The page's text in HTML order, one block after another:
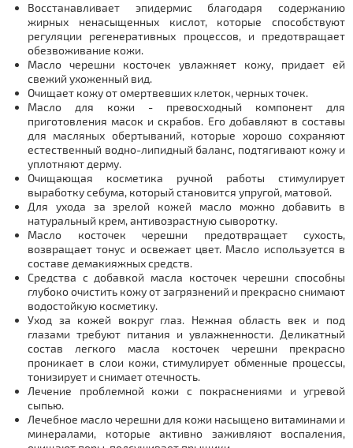
Восстанавливает эпидермис благодаря содержанию
жирных ненасыщенных кислот, которые способствуют
регуляции регенеративных процессов, и предотвращает
обезвоживание кожи.
Масло черешни косточек увлажняет кожу, придает ей
свежий ухоженный вид.
Очищает кожу от омертвевших клеток, черных точек.
Масло для кожи - превосходный компонент для
приготовления масок и скрабов. Его добавляют в составы
для масляных обертываний, которые хорошо сохраняют
естественный водно-липидный баланс, подтягивают кожу и
уплотняют дерму.
Очищающая косметика ручной работы стимулирует
выработку себума, который становится упругой, матовой.
Для ухода за зрелой кожей масло можно добавить в
натуральный крем, антивозрастную сыворотку.
Масло косточек черешни предотвращает сухость,
возвращает тонус и освежает цвет. Масло используется в
составе демакияжных средств.
Средства с добавкой масла косточек черешни способны
глубоко очистить кожу от загрязнений и прекрасно снимают
водостойкую косметику.
Уход за кожей вокруг глаз. Нежная область век и под
глазами требуют питания и увлажненности. Деликатный
состав легкого масла косточек черешни прекрасно
проникает в слои кожи, стимулирует обменные процессы,
тонизирует и снимает отечность.
Лечение проблемной кожи с покраснениями и угревой
сыпью.
Лечебное масло черешни для кожи насыщено витаминами и
минералами, которые активно заживляют воспаления,